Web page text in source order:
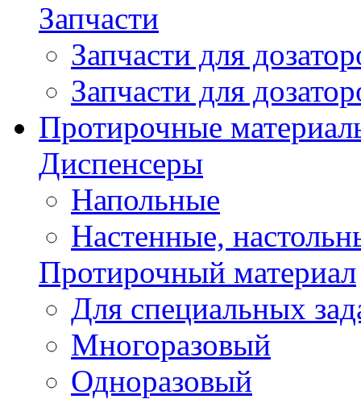
Запчасти
Запчасти для
Запчасти для
Протирочные
Диспенсеры
Напольные
Настенные,
Протирочный материал
Для специальных
Многоразовый
Одноразовый